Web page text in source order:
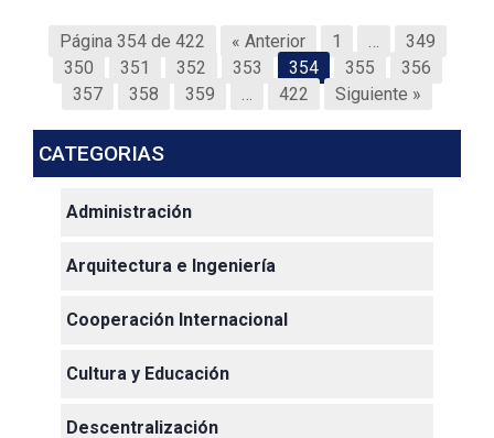
Página 354 de 422 « Anterior 1 …
349
350
351 352 353 354 355
356
357
358 359 … 422 Siguiente »
CATEGORIAS
Administración
Arquitectura e Ingeniería
Cooperación Internacional
Cultura y Educación
Descentralización